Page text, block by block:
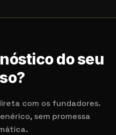
do seu
com os fundadores.
sem promessa